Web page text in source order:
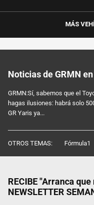
MÁS
Noticias de GRMN
GRMN:Sí, sabemos que el
hagas ilusiones: habrá solo
GR Yaris ya...
OTROS TEMAS: Fórmula1
RECIBE "Arranca
NEWSLETTER